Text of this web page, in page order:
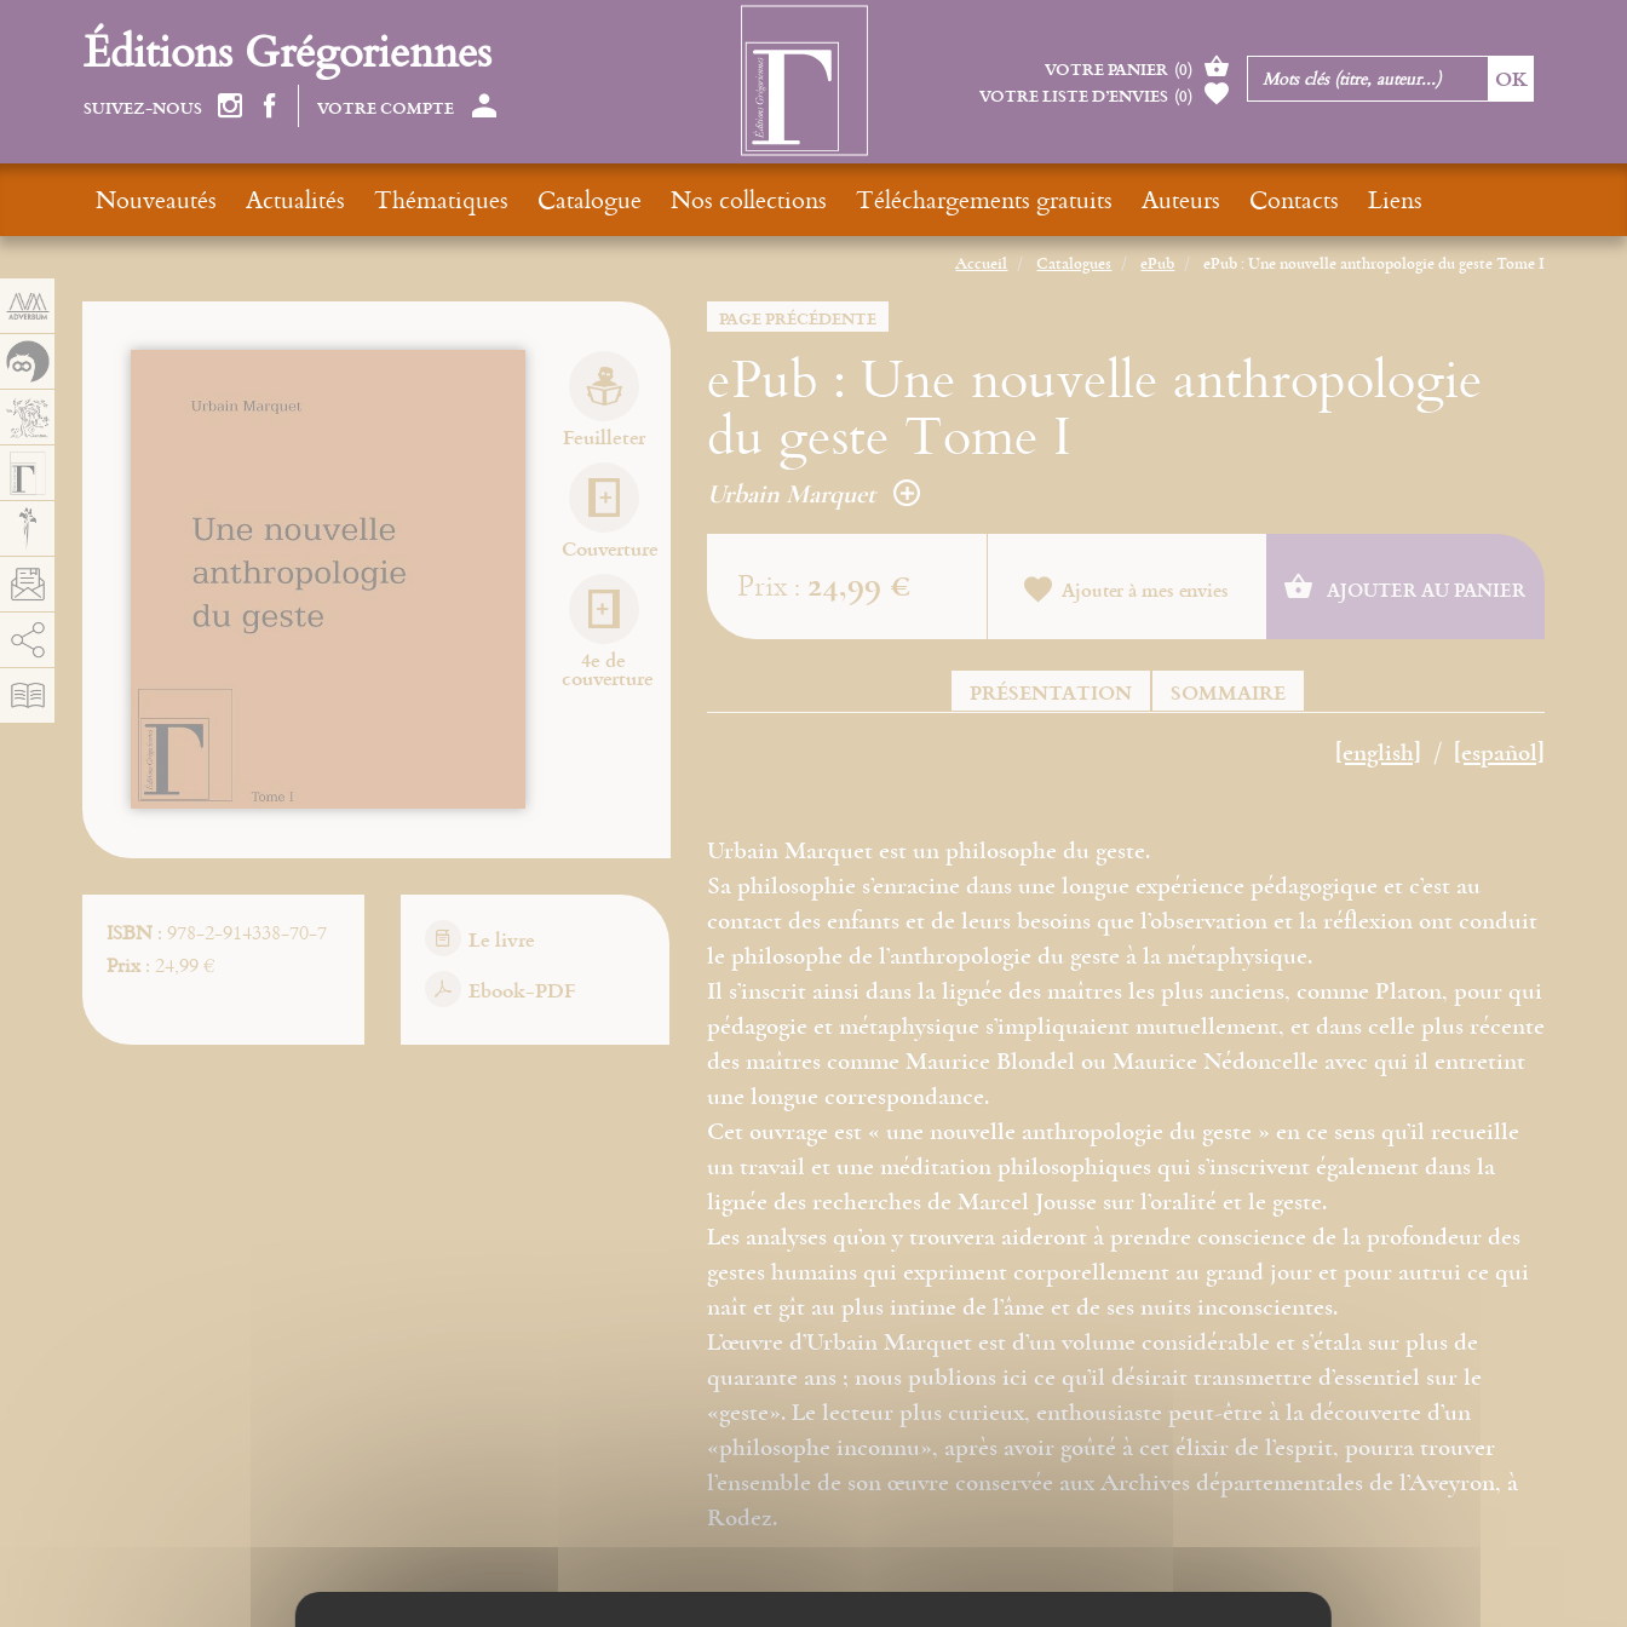
Accueil Catalogues ePub ePub : Une nouvelle anthropologie du geste Tome I
PAGE PRÉCÉDENTE
ePub : Une nouvelle anthropologie
du geste Tome I
Urbain Marquet
Feuilleter
Couverture
4e de
couverture
ISBN: 978-2-914338-70-7
Prix: 24,99 €
Le livre
Ebook-PDF
Prix : 24,99 € Ajouter à mes envies AJOUTER AU PANIER
PRÉSENTATION SOMMAIRE
[english] [español]
Urbain Marquet est un philosophe du geste.
Sa philosophie s’enracine dans une longue expérience pédagogique et c’est au
contact des enfants et de leurs besoins que l’observation et la réflexion ont conduit
le philosophe de l’anthropologie du geste à la métaphysique.
Il s’inscrit ainsi dans la lignée des maîtres les plus anciens, comme Platon, pour qui
pédagogie et métaphysique s’impliquaient mutuellement, et dans celle plus récente
des maîtres comme Maurice Blondel ou Maurice Nédoncelle avec qui il entretint
une longue correspondance.
Cet ouvrage est « une nouvelle anthropologie du geste » en ce sens qu’il recueille
un travail et une méditation philosophiques qui s’inscrivent également dans la
lignée des recherches de Marcel Jousse sur l’oralité et le geste.
Les analyses qu’on y trouvera aideront à prendre conscience de la profondeur des
gestes humains qui expriment corporellement au grand jour et pour autrui ce qui
naît et gît au plus intime de l’âme et de ses nuits inconscientes.
L’œuvre d’Urbain Marquet est d’un volume considérable et s’étala sur plus de
quarante ans ; nous publions ici ce qu’il désirait transmettre d’essentiel sur le
«geste». Le lecteur plus curieux, enthousiaste peut-être à la découverte d’un
«philosophe inconnu», après avoir goûté à cet élixir de l’esprit, pourra trouver
l’ensemble de son œuvre conservée aux Archives départementales de l’Aveyron, à
Rodez.
Éditions Grégoriennes
SUIVEZ-NOUS VOTRE COMPTE
VOTRE PANIER (0)
VOTRE LISTE D’ENVIES (0)
Nouveautés Actualités Thématiques Catalogue Nos collections Téléchargements gratuits Auteurs Contacts Liens
Autoriser
Panneau de gestion des cookies